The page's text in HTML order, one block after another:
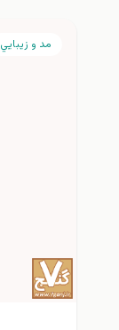
مد و زيبايي